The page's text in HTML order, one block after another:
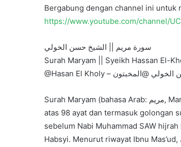
Bergabung dengan channel ini untuk
https://www.youtube.com/channel/
سورة مريم || الشيخ حسن الخولي
Surah Maryam || Syeikh Hassan El-
Surah Maryam (bahasa Arab: مريم‎, Maryam, “Maryam”) adalah surah ke-19 dalam al-Qur’an. Surah ini terdiri
atas 98 ayat dan termasuk golongan
sebelum Nabi Muhammad SAW
Habsyi. Menurut riwayat Ibnu